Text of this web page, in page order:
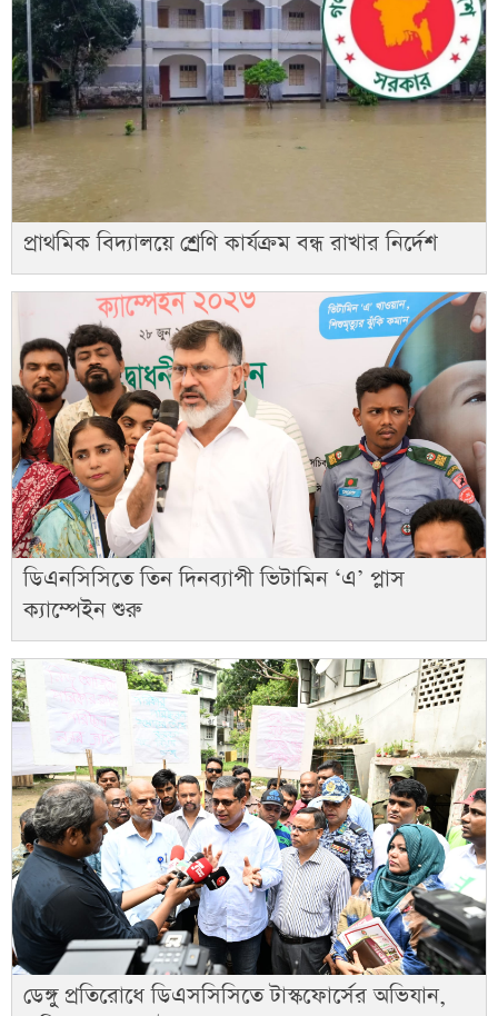
প্রাথমিক বিদ্যালয়ে শ্রেণি কার্যক্রম বন্ধ রাখার নির্দেশ
ডিএনসিসিতে তিন দিনব্যাপী ভিটামিন ‘এ’ প্লাস
ক্যাম্পেইন শুরু
ডেঙ্গু প্রতিরোধে ডিএসসিসিতে টাস্কফোর্সের অভিযান,